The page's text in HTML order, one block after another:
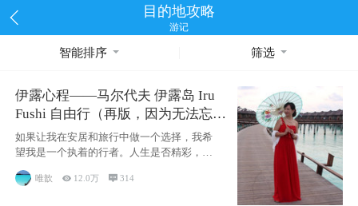
目的地攻略
游记
智能排序 筛选
伊露心程——马尔代夫 伊露岛 Iru
Fushi 自由行（再版，因为无法忘却
的留恋）
如果让我在安居和旅行中做一个选择，我希
望我是一个执着的行者。人生是否精彩，都
源于自己
唯歆  12.0万  314